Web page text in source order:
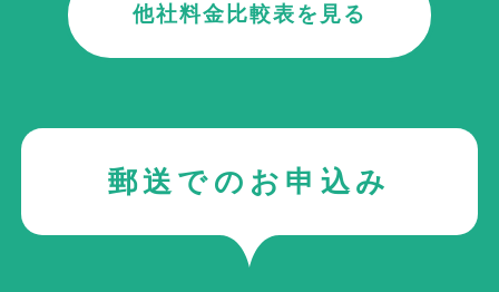
他社料金比較表を見る
郵送でのお申込み